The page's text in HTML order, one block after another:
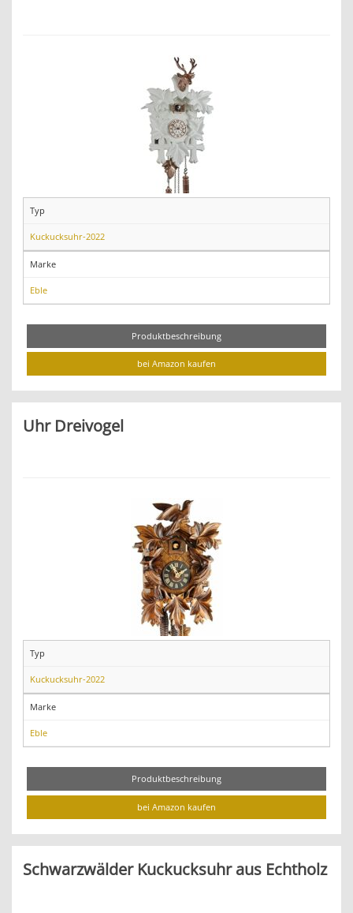
Typ
Kuckucksuhr-2022
Marke
Eble
Produktbeschreibung
bei Amazon kaufen
Uhr Dreivogel
Typ
Kuckucksuhr-2022
Marke
Eble
Produktbeschreibung
bei Amazon kaufen
Schwarzwälder Kuckucksuhr aus Echtholz